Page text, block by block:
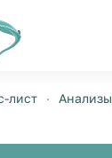
содержимому
лист Анализы